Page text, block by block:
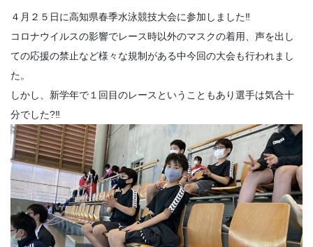
４月２５日に高知県春季水泳競技大会に参加しました‼
コロナウイルスの影響でレース時以外のマスクの着用、声を出し
ての応援の禁止など様々な規制がある中今回の大会も行われまし
た。
しかし、新学年で１回目のレースということもあり選手は気合十
分でした?‼